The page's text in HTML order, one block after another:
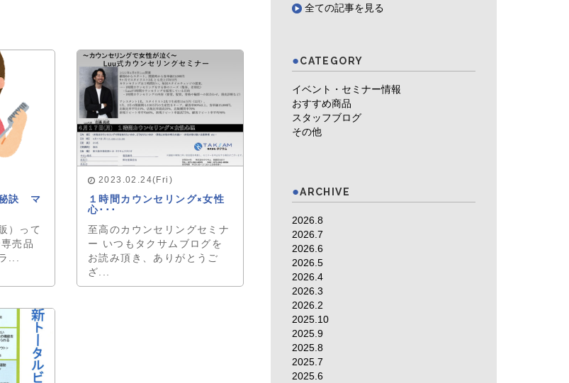
秘訣 マ
）って
売品
...
2023.02.24(Fri)
１時間カウンセリング×女性
心･･･
至高のカウンセリングセミナ
ー いつもタクサムブログを
お読み頂き、ありがとうご
ざ...
全ての記事を見る
CATEGORY
イベント・セミナー情報
おすすめ商品
スタッフブログ
その他
ARCHIVE
2026.8
2026.7
2026.6
2026.5
2026.4
2026.3
2026.2
2025.10
2025.9
2025.8
2025.7
2025.6